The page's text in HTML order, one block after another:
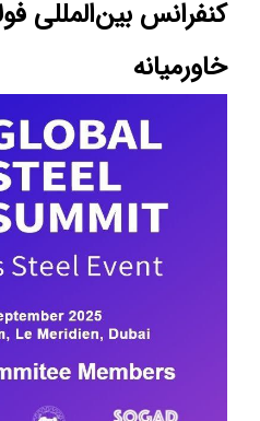
کنفرانس بین‌المللی
خاورمیانه